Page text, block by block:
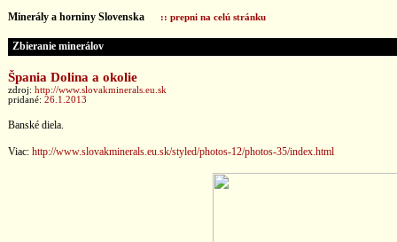
Minerály a horniny Slovenska :: prepni na celú stránku
Zbieranie minerálov
Špania Dolina a okolie
zdroj: http://www.slovakminerals.eu.sk
pridané: 26.1.2013
Banské diela.
Viac: http://www.slovakminerals.eu.sk/styled/photos-12/photos-35/index.html